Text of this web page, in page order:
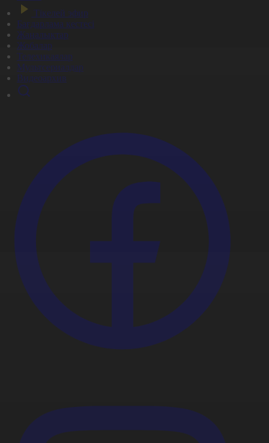
Тікелей эфир
Бағдарлама кестесі
Жаңалықтар
Жобалар
Телехикаялар
Мультсериалдар
Видеоархив